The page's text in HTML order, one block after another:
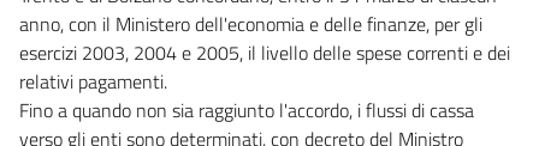
anno, con il Ministero dell'economia e delle finanze, per gli
esercizi 2003, 2004 e 2005, il livello delle spese correnti e dei
relativi pagamenti.
Fino a quando non sia raggiunto l'accordo, i flussi di cassa
verso gli enti sono determinati, con decreto del Ministro